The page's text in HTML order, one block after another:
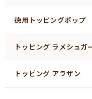
徳用トッピングポップ
トッピング ラメシュガ
トッピング アラザン